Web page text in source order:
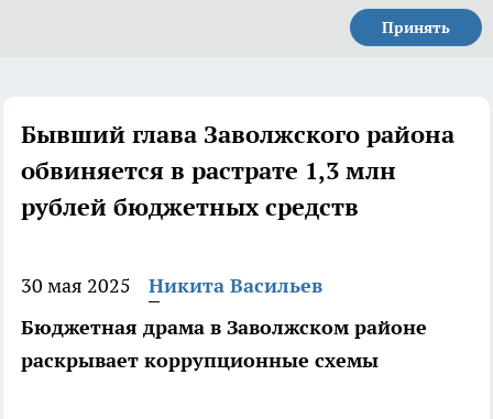
Принять
Бывший глава Заволжского района
обвиняется в растрате 1,3 млн
рублей бюджетных средств
30 мая 2025
Никита Васильев
Бюджетная драма в Заволжском районе
раскрывает коррупционные схемы